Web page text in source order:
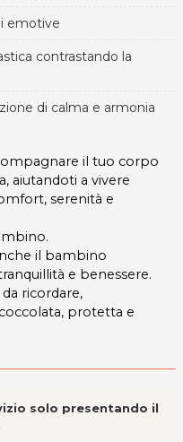
emotive
contrastando la
di calma e armonia
il tuo corpo
aiutandoti a vivere
serenità e
il bambino
e benessere.
ricordare,
protetta e
solo presentando il